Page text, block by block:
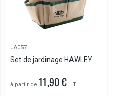
JA057
Set de jardinage HAWLEY
à partir de 11,90 € HT